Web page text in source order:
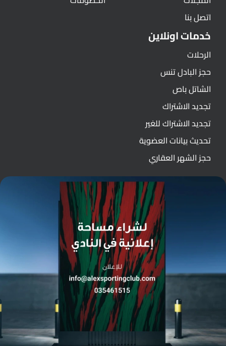
اتصل بنا
خدمات اونلاين
الرحلات
حجز البادل تنس
الشاتل باص
تجديد الاشتراك
تجديد الاشتراك للغير
تحديث بيانات العضوية
حجز الشهر العقاري